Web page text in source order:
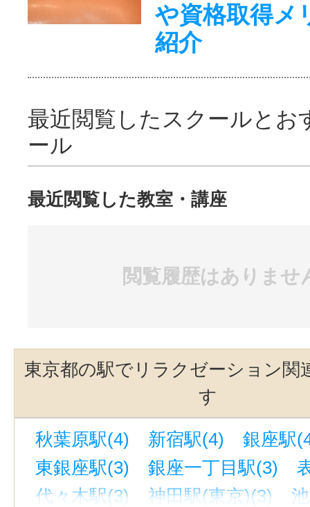
や資格取得メ
紹介
最近閲覧したスクールとお
ール
最近閲覧した教室・講座
閲覧履歴はありませ
東京都の駅でリラクゼーション関
す
秋葉原駅(4) 新宿駅(4)
銀座駅
東銀座駅(3)
銀座一丁目駅(3)
代々木駅(3)
神田駅(東京)(3)